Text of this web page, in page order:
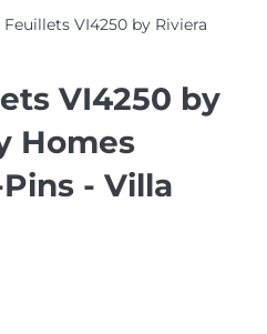
Feuillets VI4250 by Riviera
VI4250 by
Homes
- Villa